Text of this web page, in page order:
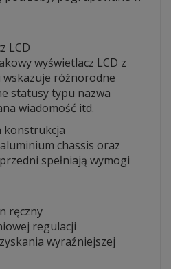
LCD
wyświetlacz LCD z
różnorodne
statusy typu nazwa
wiadomość itd.
konstrukcja
chassis oraz
spełniają wymogi
ręczny
regulacji
wyraźniejszej